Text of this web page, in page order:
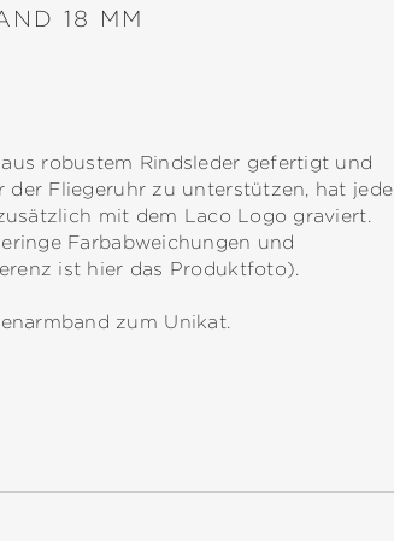
18 MM
robustem Rindsleder gefertigt und
Fliegeruhr zu unterstützen, hat jede
mit dem Laco Logo graviert.
Farbabweichungen und
ist hier das Produktfoto).
zum Unikat.